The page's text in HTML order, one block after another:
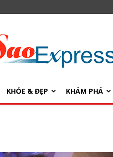
SaoExpress
KHỎE & ĐẸP KHÁM PHÁ